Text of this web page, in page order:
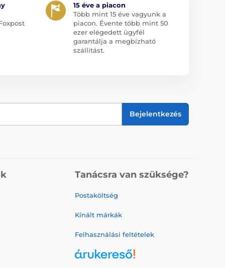
15 éve a piacon
Több mint 15 éve vagyunk a
piacon. Évente több mint 50
ezer elégedett ügyfél
garantálja a megbízható
szállítást.
Bejelentkezés
Tanácsra van szüksége?
Postaköltség
Kínált márkák
Felhasználási feltételek